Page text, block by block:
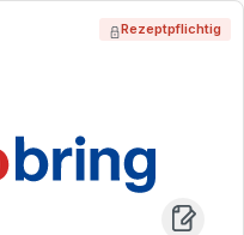
Rezeptpflichtig